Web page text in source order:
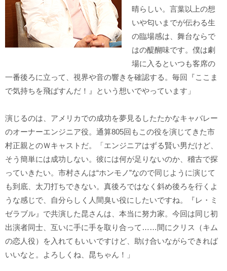
晴らしい。言葉以上の想
いや匂いまでが伝わる生
の臨場感は、舞台ならで
はの醍醐味です。僕は劇
場に入るといつも客席の
一番後ろに立って、視界や音の響きを確認する。毎回『ここま
で気持ちを飛ばすんだ！』という想いでやっています」
演じるのは、アメリカでの成功を夢見るしたたかなキャバレー
のオーナーエンジニア役。通算805回もこの役を演じてきた市
村正親とのＷキャストだ。「エンジニアはずる賢い男だけど、
そう簡単には成功しない。彼には何が足りないのか、稽古で探
っていきたい。市村さんは“ホンモノ”なので同じように演じて
も到底、太刀打ちできない。真後ろではなく斜め後ろを行くよ
うな感じで、自分らしく人間臭い役にしたいですね。『レ・ミ
ゼラブル』で共演した昆さんは、本当に努力家。今回は同じ初
出演者同士、互いに手に手を取り合って……間にクリス（キム
の恋人役）を入れてもいいですけど、助け合いながらできれば
いいなと。よろしくね、昆ちゃん！」